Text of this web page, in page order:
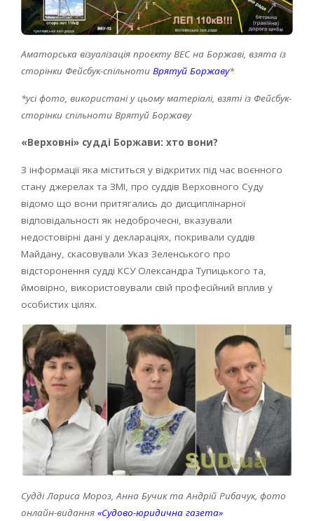
Аматорська візуалізація проєкту ВЕС на Боржаві, взята із
сторінки Фейсбук-спільноти Врятуй Боржаву*
*усі фото, використані у цьому матеріалі, взяті із Фейсбук-
сторінки спільноти Врятуй Боржаву
«Верховні» судді Боржави: хто вони?
З інформації яка міститься у відкритих під час воєнного
стану джерелах та ЗМІ, про суддів Верховного Суду
відомо що вони притягались до дисциплінарної
відповідальності як недоброчесні, вказували
недостовірні дані у деклараціях, покривали суддів
Майдану, скасовували Указ Зеленського про
відсторонення судді КСУ Олександра Тупицького та,
ймовірно, використовували свій професійний вплив у
особистих цілях.
Судді Лариса Мороз, Анна Бучик та Андрій Рибачук, фото
онлайн-видання «Судово-юридична газета»